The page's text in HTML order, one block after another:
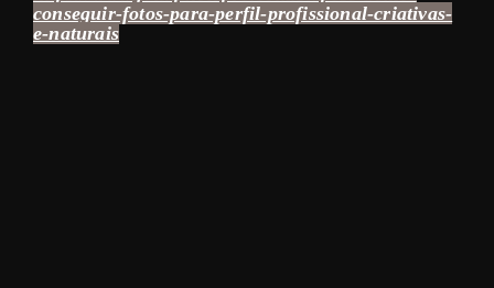
conseguir-fotos-para-perfil-profissional-criativas-
e-naturais